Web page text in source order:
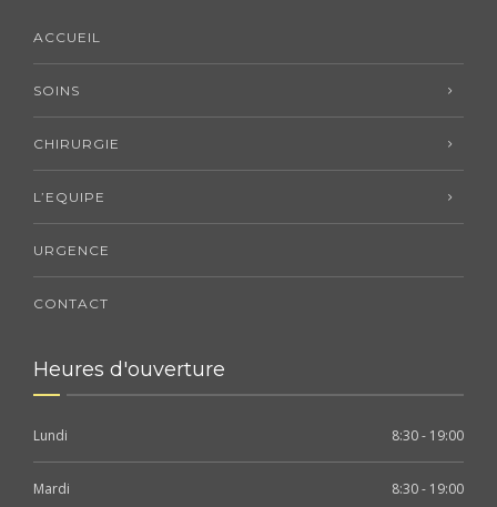
ACCUEIL
SOINS
CHIRURGIE
L’EQUIPE
URGENCE
CONTACT
Heures d'ouverture
Lundi 8:30 - 19:00
Mardi 8:30 - 19:00